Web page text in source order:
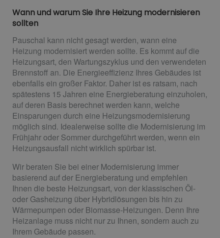
Wann und warum Sie Ihre Heizung modernisieren
sollten
Pauschal kann nicht gesagt werden, wann eine
Heizung modernisiert werden sollte. Es kommt auf die
Heizungsart, den Wartungszyklus und den verwendeten
Brennstoff an. Die Energieeffizienz Ihres Gebäudes ist
ebenfalls ein großer Faktor. Daher ist es ratsam, nach
spätestens 15 Jahren eine Energieberatung einzuholen,
auf deren Basis berechnet werden kann, welche
Einsparungen durch eine Heizungsmodernisierung
möglich sind. Idealerweise sollte die Modernisierung im
Frühjahr oder Sommer durchgeführt werden, wenn ein
Heizungsausfall nicht wirklich spürbar ist.
Wir beraten Sie bei einer Modernisierung immer
basierend auf der Energieberatung und empfehlen
Ihnen die beste Heizungsart, von der klassischen Öl-
oder Gasheizung über Hybridlösungen bis hin zu
Wärmepumpen oder Biomasse-Heizungen. Denn Ihre
Heizanlage muss nicht nur zu Ihnen, sondern auch zu
Ihrem Gebäude passen.